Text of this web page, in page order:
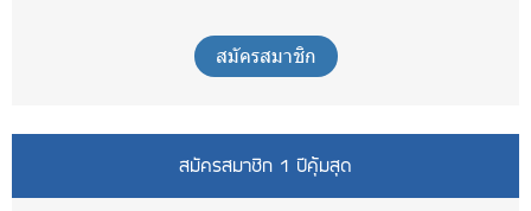
สมัครสมาชิก
สมัครสมาชิก 1 ปีคุ้มสุด